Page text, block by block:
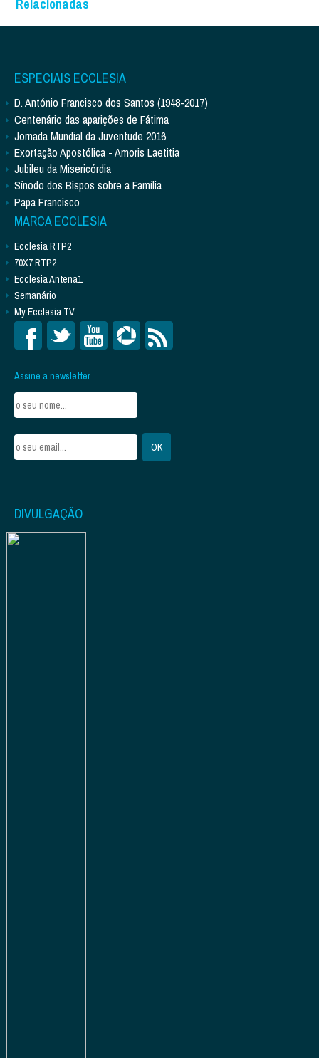
Relacionadas
ESPECIAIS ECCLESIA
D. António Francisco dos Santos (1948-2017)
Centenário das aparições de Fátima
Jornada Mundial da Juventude 2016
Exortação Apostólica - Amoris Laetitia
Jubileu da Misericórdia
Sínodo dos Bispos sobre a Família
Papa Francisco
MARCA ECCLESIA
Ecclesia RTP2
70X7 RTP2
Ecclesia Antena1
Semanário
My Ecclesia TV
Assine a newsletter
DIVULGAÇÃO